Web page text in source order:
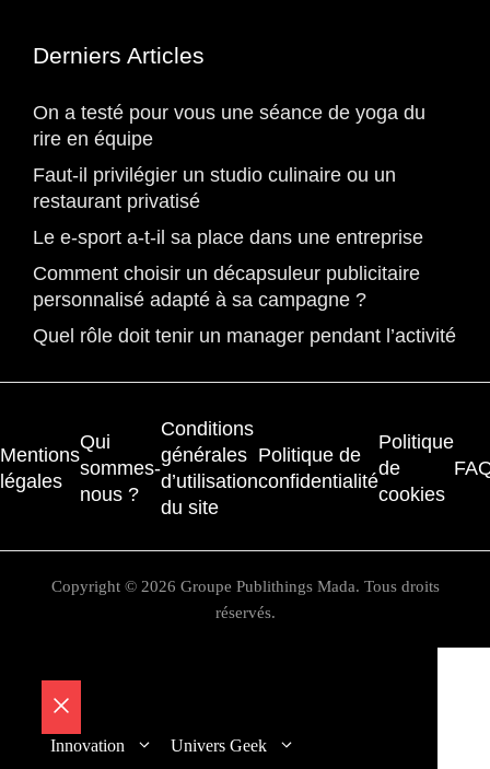
Derniers Articles
On a testé pour vous une séance de yoga du
rire en équipe
Faut-il privilégier un studio culinaire ou un
restaurant privatisé
Le e-sport a-t-il sa place dans une entreprise
Comment choisir un décapsuleur publicitaire
personnalisé adapté à sa campagne ?
Quel rôle doit tenir un manager pendant l’activité
Mentions
légales
Qui
sommes-
nous ?
Conditions
générales
d’utilisation
du site
Politique de
confidentialité
Politique
de
cookies
Copyright © 2026 Groupe Publithings Mada. Tous droits
réservés.
Fermer
Innovation Univers Geek